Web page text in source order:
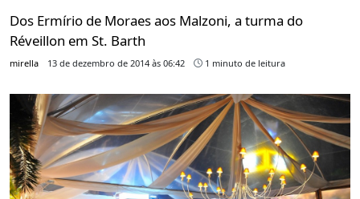
Dos Ermírio de Moraes aos Malzoni, a turma do
Réveillon em St. Barth
mirella 13 de dezembro de 2014 às 06:42 1 minuto de leitura